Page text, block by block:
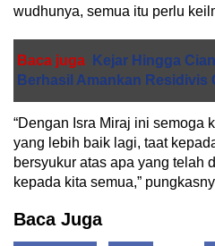
wudhunya, semua itu perlu
Baca juga
Kejar Hingga
Berhasil Amankan Residivis
“Dengan Isra Miraj ini semoga
yang lebih baik lagi, taat
bersyukur atas apa yang telah
kepada kita semua,”
Baca Juga